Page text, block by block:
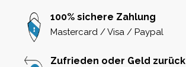
100% sichere Zahlung
Mastercard / Visa / Paypal
Zufrieden oder Geld zurück